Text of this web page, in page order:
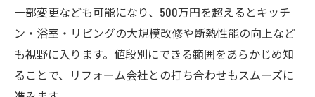
一部変更なども可能になり、500万円を超えるとキッチ
ン・浴室・リビングの大規模改修や断熱性能の向上など
も視野に入ります。値段別にできる範囲をあらかじめ知
ることで、リフォーム会社との打ち合わせもスムーズに